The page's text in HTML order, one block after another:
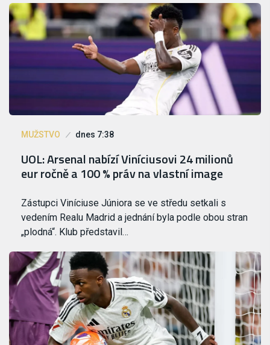
MUŽSTVO dnes 7:38
UOL: Arsenal nabízí Viníciusovi 24 milionů
eur ročně a 100 % práv na vlastní image
Zástupci Viníciuse Júniora se ve středu setkali s
vedením Realu Madrid a jednání byla podle obou stran
„plodná“. Klub představil…